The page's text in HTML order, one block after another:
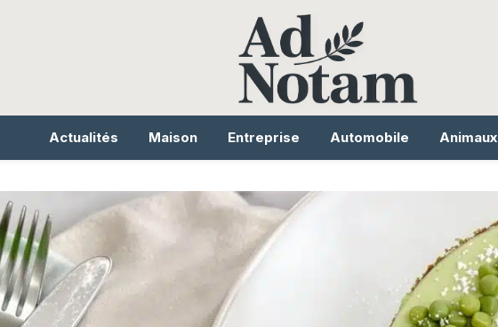
Actualités Maison Entreprise Automobile Animaux